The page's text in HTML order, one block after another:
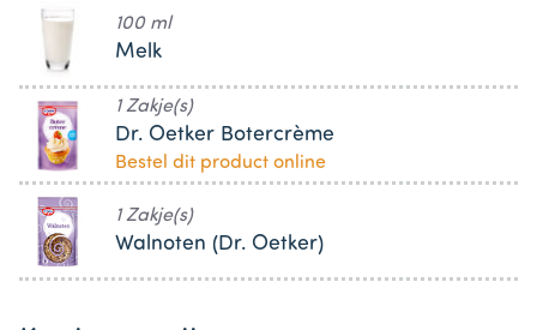
100 ml
Melk
1 Zakje(s)
Dr. Oetker Botercrème
Bestel dit product online
1 Zakje(s)
Walnoten (Dr. Oetker)